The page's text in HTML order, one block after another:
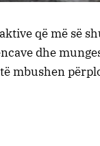
që më së
dhe
mbushen